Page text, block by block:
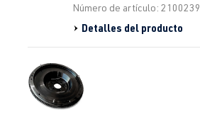
Número de artículo: 2100239
Detalles del producto